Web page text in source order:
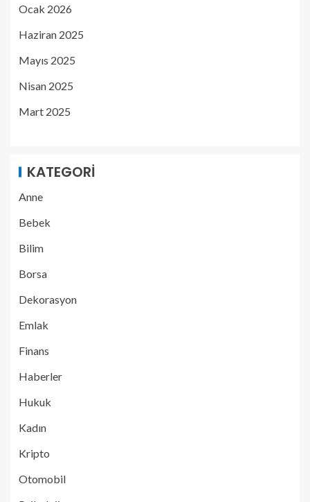
Ocak 2026
Haziran 2025
Mayıs 2025
Nisan 2025
Mart 2025
KATEGORI
Anne
Bebek
Bilim
Borsa
Dekorasyon
Emlak
Finans
Haberler
Hukuk
Kadın
Kripto
Otomobil